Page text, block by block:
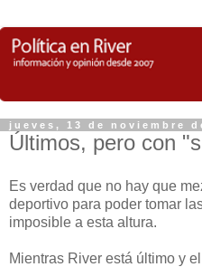
jueves, 13 de noviembre
Últimos, pero con
Es verdad que no hay que
deportivo para poder tomar
imposible a esta altura.
Mientras River está último y